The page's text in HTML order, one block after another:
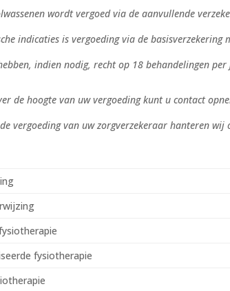
wordt vergoed via de aanvullende
indicaties is vergoeding via de
indien nodig, recht op 18 behandelingen
de hoogte van uw vergoeding kunt u contact
vergoeding van uw zorgverzekeraar hanteren
fysiotherapie